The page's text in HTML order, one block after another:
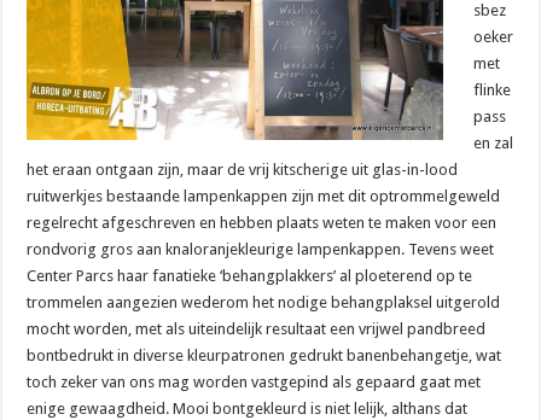
sbez
oeker
met
flinke
pass
en zal
het eraan ontgaan zijn, maar de vrij kitscherige uit glas-in-lood
ruitwerkjes bestaande lampenkappen zijn met dit optrommelgeweld
regelrecht afgeschreven en hebben plaats weten te maken voor een
rondvorig gros aan knaloranjekleurige lampenkappen. Tevens weet
Center Parcs haar fanatieke ‘behangplakkers’ al ploeterend op te
trommelen aangezien wederom het nodige behangplaksel uitgerold
mocht worden, met als uiteindelijk resultaat een vrijwel pandbreed
bontbedrukt in diverse kleurpatronen gedrukt banenbehangetje, wat
toch zeker van ons mag worden vastgepind als gepaard gaat met
enige gewaagdheid. Mooi bontgekleurd is niet lelijk, althans dat